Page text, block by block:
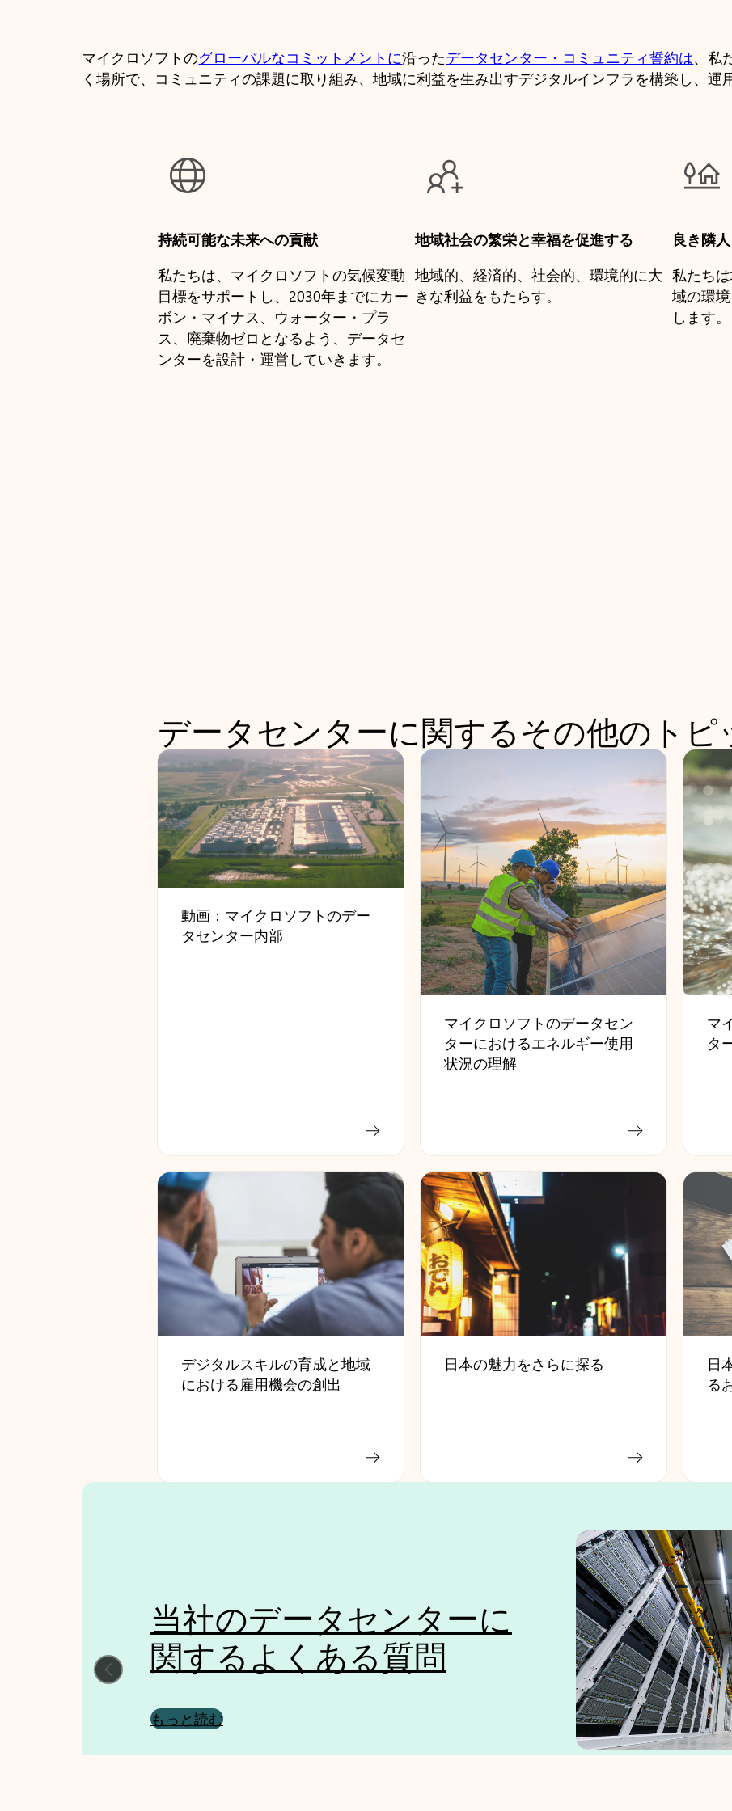
マイクロソフトのグローバルなコミットメントに沿ったデータセンター・コミュニティ誓約は、私
く場所で、コミュニティの課題に取り組み、地域に利益を生み出すデジタルインフラを構築し、運

持続可能な未来への貢献
私たちは、マイクロソフトの気候変動
目標をサポートし、2030年までにカー
ボン・マイナス、ウォーター・プラ
ス、廃棄物ゼロとなるよう、データセ
ンターを設計・運営していきます。

地域社会の繁栄と幸福を促進する
地域的、経済的、社会的、環境的に大
きな利益をもたらす。

良き隣
私たち
域の環
します。
データセンターに関するその他のトピ
動画：マイクロソフトのデー
タセンター内部
マイクロソフトのデータセン
ターにおけるエネルギー使用
状況の理解
マ
タ
デジタルスキルの育成と地域
における雇用機会の創出
日本の魅力をさらに探る
日
る
当社のデータセンターに
関するよくある質問
もっと読む
データセンター・アカデ
ミーの詳細はこちら
もっと見る
データセンターの社員を
知る
皆様からのご意見をお待
ちしております
アンケートにご協力ください